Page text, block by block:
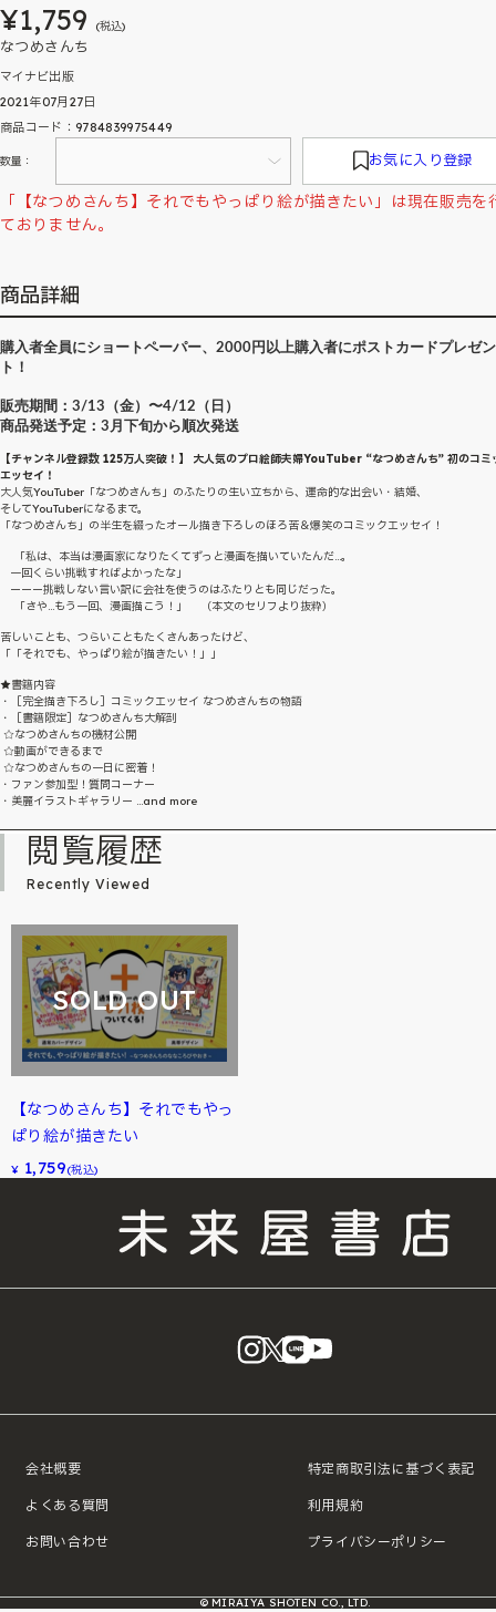
¥1,759 (税込)
なつめさんち
マイナビ出版
2021年07月27日
商品コード：9784839975449
数量： お気に入り登録
「【なつめさんち】それでもやっぱり絵が描きたい」は現在販売を
ておりません。
商品詳細
購入者全員にショートペーパー、2000円以上購入者にポストカードプレゼン
ト！
販売期間：3/13（金）〜4/12（日）
商品発送予定：3月下旬から順次発送
【チャンネル登録数 125万人突破！】 大人気のプロ絵師夫婦YouTuber “なつめさんち” 初のコミ
エッセイ！
大人気YouTuber「なつめさんち」のふたりの生い立ちから、運命的な出会い・結婚、
そしてYouTuberになるまで。
「なつめさんち」の半生を綴ったオール描き下ろしのほろ苦＆爆笑のコミックエッセイ！
「私は、本当は漫画家になりたくてずっと漫画を描いていたんだ...。
一回くらい挑戦すればよかったな」
ーーー挑戦しない言い訳に会社を使うのはふたりとも同じだった。
「さや…もう一回、漫画描こう！」 （本文のセリフより抜粋）
苦しいことも、つらいこともたくさんあったけど、
「「それでも、やっぱり絵が描きたい！」」
★書籍内容
・［完全描き下ろし］コミックエッセイ なつめさんちの物語
・［書籍限定］なつめさんち大解剖
☆なつめさんちの機材公開
☆動画ができるまで
☆なつめさんちの一日に密着！
・ファン参加型！質問コーナー
・美麗イラストギャラリー ...and more
閲覧履歴
Recently Viewed
SOLD OUT
【なつめさんち】それでもやっ
ぱり絵が描きたい
¥ 1,759(税込)
instagram
X LINE
会社概要
よくある質問
お問い合わせ
特定商取引法に基づく表記
利用規約
プライバシーポリシー
© MIRAIYA SHOTEN CO., LTD.